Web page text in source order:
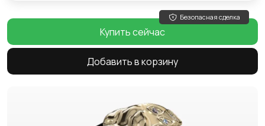
Безопасная сделка
Купить сейчас
Добавить в корзину